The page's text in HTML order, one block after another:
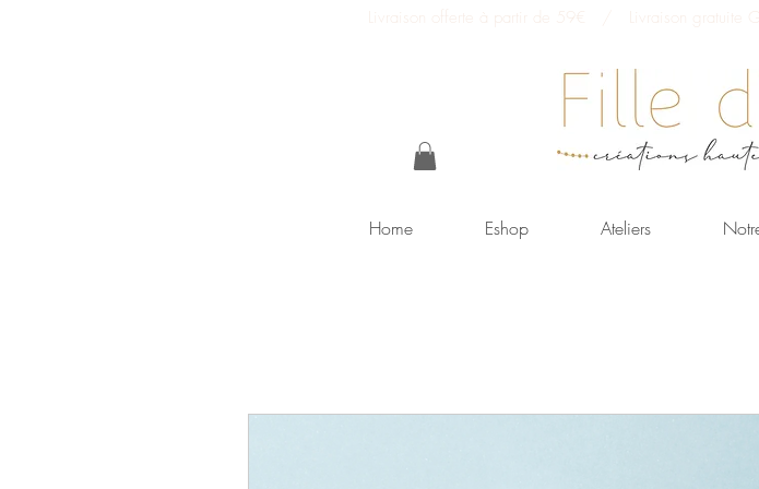
Livraison offerte à partir de 59€ / Livraison gratuite
Home Eshop Ateliers